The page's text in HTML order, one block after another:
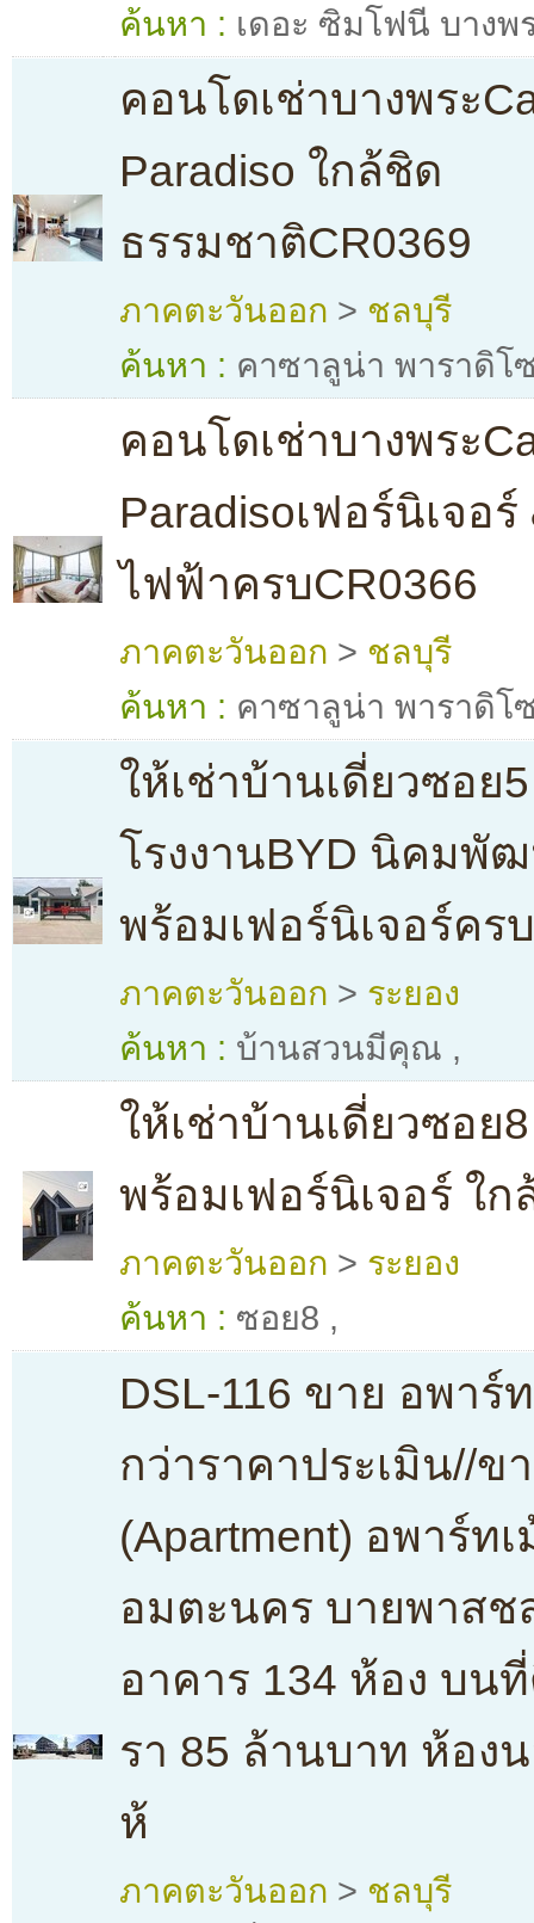
ค้นหา : เดอะ ซิมโฟนี บางพ
คอนโดเช่าบางพระ
Paradiso ใกล้ชิด
ธรรมชาติCR0369
ภาคตะวันออก > ชลบุรี
ค้นหา : คาซาลูน่า พาราดิโ
คอนโดเช่าบางพระ
Paradisoเฟอร์นิเจอร์
ไฟฟ้าครบCR0366
ภาคตะวันออก > ชลบุรี
ค้นหา : คาซาลูน่า พาราดิโ
ให้เช่าบ้านเดี่ยวซอย
โรงงานBYD นิคมพั
พร้อมเฟอร์นิเจอร์ครบ
ภาคตะวันออก > ระยอง
ค้นหา : บ้านสวนมีคุณ ,
ให้เช่าบ้านเดี่ยวซอ
พร้อมเฟอร์นิเจอร์ ใ
ภาคตะวันออก > ระยอง
ค้นหา : ซอย8 ,
DSL-116 ขาย อพาร์
กว่าราคาประเมิน//ข
(Apartment) อพาร์ท
อมตะนคร บายพาสช
อาคาร 134 ห้อง บน
รา 85 ล้านบาท ห้อง
ห้
ภาคตะวันออก > ชลบุรี